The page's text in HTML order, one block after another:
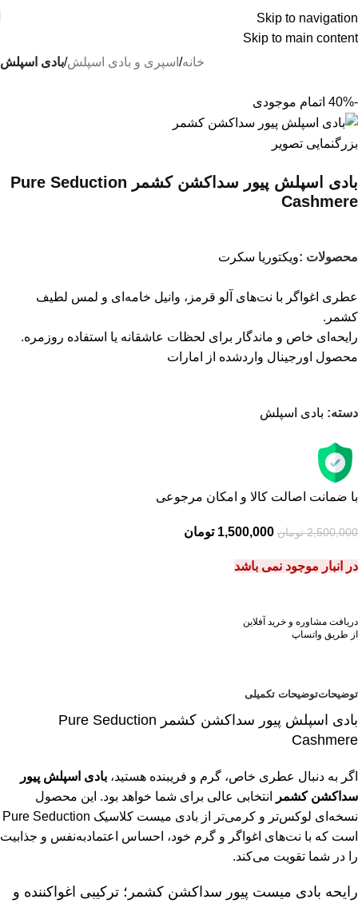
Skip to navigation
Skip to main content
درسته گرون خریدیم ولی قیمتهای سایت رو کاهش
دادیم !!!
خانه اسپری و بادی اسپلش بادی اسپلش
-40% اتمام موجودی
بزرگنمایی تصویر
بادی اسپلش پیور سداکشن کشمر Pure Seduction
Cashmere
محصولات :ویکتوریا سکرت
عطری اغواگر با نت‌های آلو قرمز، وانیل خامه‌ای و لمس لطیف
کشمر.
رایحه‌ای خاص و ماندگار برای لحظات عاشقانه یا استفاده روزمره.
محصول اورجینال واردشده از امارات
دسته: بادی اسپلش
با ضمانت اصالت کالا و امکان مرجوعی
2,500,000 تومان 1,500,000 تومان
در انبار موجود نمی باشد
دریافت مشاوره و خرید آفلاین
از طریق واتساپ
توضیحاتتوضیحات تکمیلی
بادی اسپلش پیور سداکشن کشمر Pure Seduction
Cashmere
اگر به دنبال عطری خاص، گرم و فریبنده هستید، بادی اسپلش پیور
سداکشن کشمر
انتخابی عالی برای شما خواهد بود. این محصول
نسخه‌ای لوکس‌تر و کرمی‌تر از بادی میست کلاسیک Pure Seduction
است که با نت‌های اغواگر و گرم خود، احساس اعتمادبه‌نفس و جذابیت
را در شما تقویت می‌کند.
رایحه بادی میست پیور سداکشن کشمر؛ ترکیبی اغواکننده و